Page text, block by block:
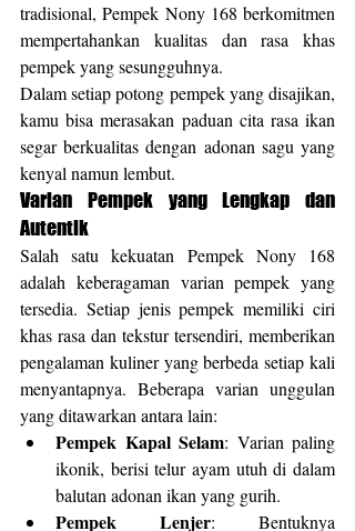
tradisional, Pempek Nony 168 berkomitmen
mempertahankan kualitas dan rasa khas
pempek yang sesungguhnya.
Dalam setiap potong pempek yang disajikan,
kamu bisa merasakan paduan cita rasa ikan
segar berkualitas dengan adonan sagu yang
kenyal namun lembut.
Varian Pempek yang Lengkap dan
Autentik
Salah satu kekuatan Pempek Nony 168
adalah keberagaman varian pempek yang
tersedia. Setiap jenis pempek memiliki ciri
khas rasa dan tekstur tersendiri, memberikan
pengalaman kuliner yang berbeda setiap kali
menyantapnya. Beberapa varian unggulan
yang ditawarkan antara lain:
Pempek Kapal Selam: Varian paling
ikonik, berisi telur ayam utuh di dalam
balutan adonan ikan yang gurih.
Pempek Lenjer: Bentuknya